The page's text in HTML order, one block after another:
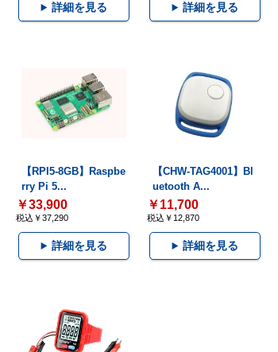
詳細を見る 詳細を見る
【RPI5-8GB】Raspbe
rry Pi 5...
￥33,900
税込￥37,290
詳細を見る
【CHW-TAG4001】Bl
uetooth A...
￥11,700
税込￥12,870
詳細を見る